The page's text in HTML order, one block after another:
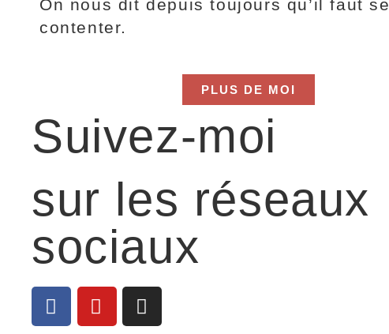
On nous dit depuis toujours qu’il faut se
contenter.
PLUS DE MOI
Suivez-moi
sur les réseaux
sociaux